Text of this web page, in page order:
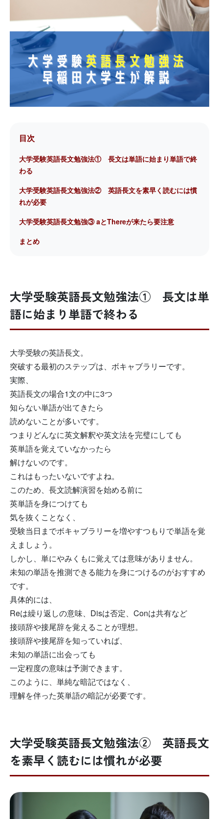
目次
大学受験英語長文勉強法① 長文は単語に始まり単語で終
わる
大学受験英語長文勉強法② 英語長文を素早く読むには慣
れが必要
大学受験英語長文勉強③ aとThereが来たら要注意
まとめ
大学受験英語長文勉強法① 長文は単
語に始まり単語で終わる
大学受験の英語長文。
突破する最初のステップは、ボキャブラリーです。
実際、
英語長文の場合1文の中に3つ
知らない単語が出てきたら
読めないことが多いです。
つまりどんなに英文解釈や英文法を完璧にしても
英単語を覚えていなかったら
解けないのです。
これはもったいないですよね。
このため、長文読解演習を始める前に
英単語を身につけても
気を抜くことなく、
受験当日までボキャブラリーを増やすつもりで単語を覚
えましょう。
しかし、単にやみくもに覚えては意味がありません。
未知の単語を推測できる能力を身につけるのがおすすめ
です。
具体的には、
Reは繰り返しの意味、Disは否定、Conは共有など
接頭辞や接尾辞を覚えることが理想。
接頭辞や接尾辞を知っていれば、
未知の単語に出会っても
一定程度の意味は予測できます。
このように、単純な暗記ではなく、
理解を伴った英単語の暗記が必要です。
大学受験英語長文勉強法② 英語長文
を素早く読むには慣れが必要